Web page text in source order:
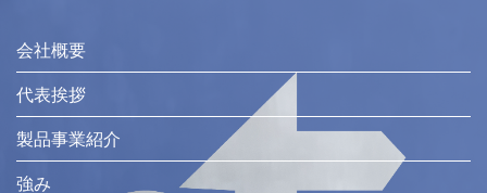
会社概要
代表挨拶
製品事業紹介
強み